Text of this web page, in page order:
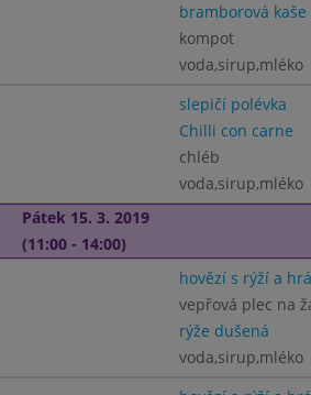
bramborová kaše
kompot
voda,sirup,mléko
slepičí polévka
Chilli con carne
chléb
voda,sirup,mléko
Pátek 15. 3. 2019
(11:00 - 14:00)
hovězí s rýží a
vepřová plec na
rýže dušená
voda,sirup,mléko